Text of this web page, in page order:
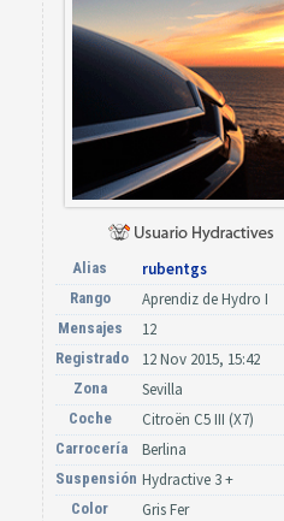
Alias rubentgs
Rango Aprendiz de Hydro I
Mensajes 12
Registrado 12 Nov 2015, 15:42
Zona Sevilla
Coche Citroën C5 III (X7)
Carrocería Berlina
Suspensión Hydractive 3 +
Color Gris Fer